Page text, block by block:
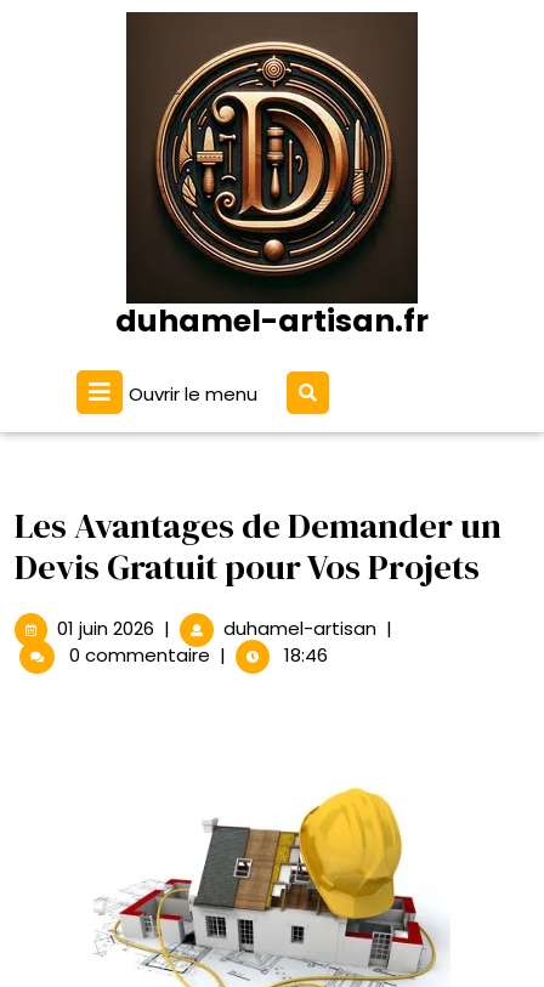
duhamel-artisan.fr
Ouvrir le menu Ouvrir
le
menu
Les Avantages de Demander un
Devis Gratuit pour Vos Projets
01 juin 2026 01
juin
| duhamel-artisanLes
Gratuit
pour
Vos
Projets
|
0 commentaire | 18:46